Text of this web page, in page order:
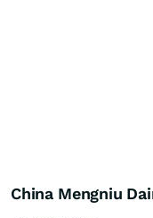
China Mengniu